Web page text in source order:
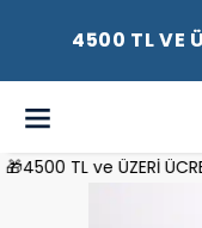
4500 TL VE
TL ve ÜZERİ